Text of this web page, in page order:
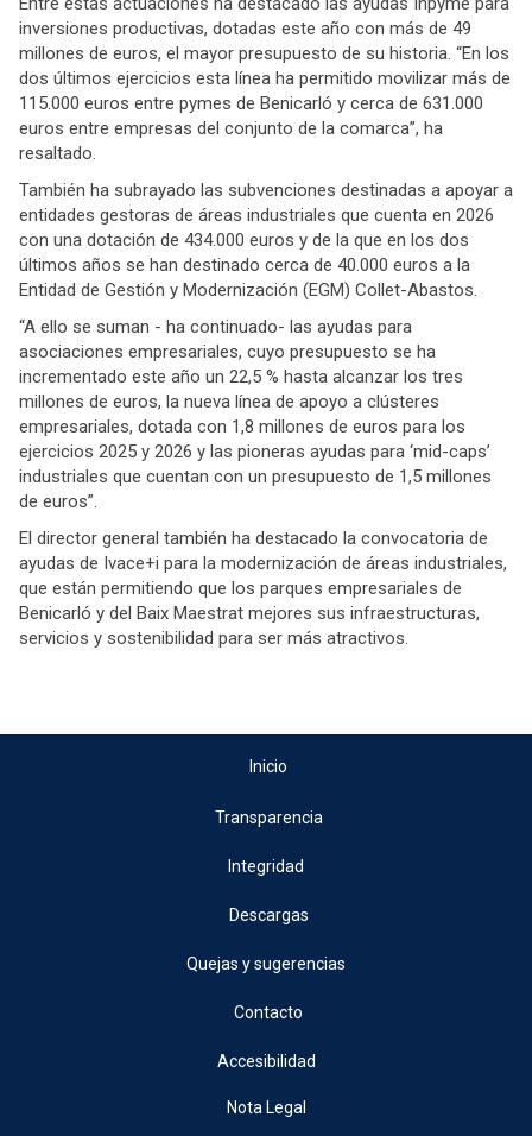
inversiones productivas, dotadas este año con más de 49
millones de euros, el mayor presupuesto de su historia. “En los
dos últimos ejercicios esta línea ha permitido movilizar más de
115.000 euros entre pymes de Benicarló y cerca de 631.000
euros entre empresas del conjunto de la comarca”, ha
resaltado.
También ha subrayado las subvenciones destinadas a apoyar a
entidades gestoras de áreas industriales que cuenta en 2026
con una dotación de 434.000 euros y de la que en los dos
últimos años se han destinado cerca de 40.000 euros a la
Entidad de Gestión y Modernización (EGM) Collet-Abastos.
“A ello se suman - ha continuado- las ayudas para
asociaciones empresariales, cuyo presupuesto se ha
incrementado este año un 22,5 % hasta alcanzar los tres
millones de euros, la nueva línea de apoyo a clústeres
empresariales, dotada con 1,8 millones de euros para los
ejercicios 2025 y 2026 y las pioneras ayudas para ‘mid-caps’
industriales que cuentan con un presupuesto de 1,5 millones
de euros”.
El director general también ha destacado la convocatoria de
ayudas de Ivace+i para la modernización de áreas industriales,
que están permitiendo que los parques empresariales de
Benicarló y del Baix Maestrat mejores sus infraestructuras,
servicios y sostenibilidad para ser más atractivos.
Inicio
Transparencia
Integridad
Descargas
Quejas y sugerencias
Contacto
Accesibilidad
Nota Legal